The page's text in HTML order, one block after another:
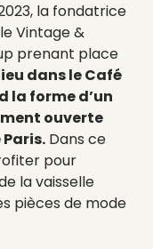
la fondatrice
Vintage &
prenant place
dans le Café
la forme d’un
ouverte
Dans ce
pour
la vaisselle
pièces de mode